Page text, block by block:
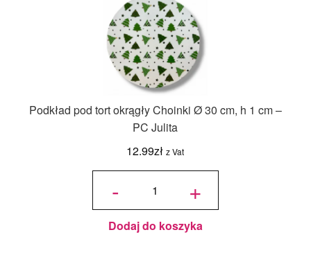
Podkład pod tort okrągły Choinki Ø 30 cm, h 1 cm –
PC Julita
12.99zł z Vat
-
ilość
okrągły
Choinki
cm, h 1
cm - PC
+
Dodaj do koszyka